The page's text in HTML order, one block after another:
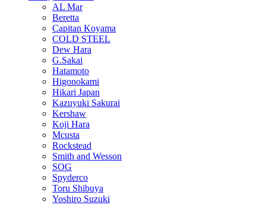
AL Mar
Beretta
Capitan Koyama
COLD STEEL
Dew Hara
G.Sakai
Hatamoto
Higonokami
Hikari Japan
Kazuyuki Sakurai
Kershaw
Koji Hara
Mcusta
Rockstead
Smith and Wesson
SOG
Spyderco
Toru Shibuya
Yoshiro Suzuki